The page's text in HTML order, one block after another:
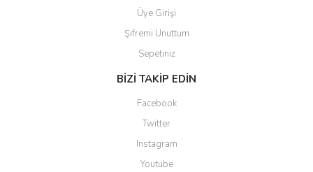
Üye Girişi
Şifremi Unuttum
Sepetiniz
BİZİ TAKİP EDİN
Facebook
Twitter
Instagram
Youtube